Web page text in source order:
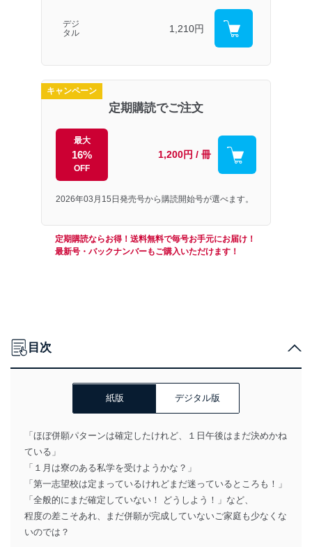
デジ
タル
1,210円
キャンペーン
定期購読でご注文
最大
16%
OFF
1,200円 / 冊
2026年03月15日発売号から購読開始号が選べます。
定期購読ならお得！送料無料で毎号お手元にお届け！
最新号・バックナンバーもご購入いただけます！
目次
紙版 デジタル版
「ほぼ併願パターンは確定したけれど、１日午後はまだ決めかね
ている」
「１月は寮のある私学を受けようかな？」
「第一志望校は定まっているけれどまだ迷っているところも！」
「全般的にまだ確定していない！ どうしよう！」など、
程度の差こそあれ、まだ併願が完成していないご家庭も少なくな
いのでは？